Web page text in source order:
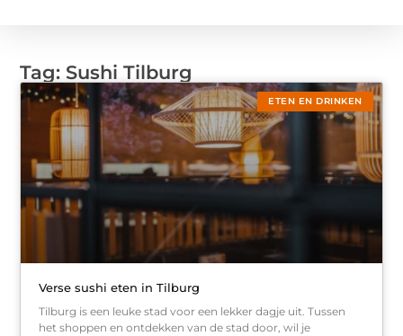
Tag: Sushi Tilburg
ETEN EN DRINKEN
Verse sushi eten in Tilburg
Tilburg is een leuke stad voor een lekker dagje uit. Tussen
het shoppen en ontdekken van de stad door, wil je